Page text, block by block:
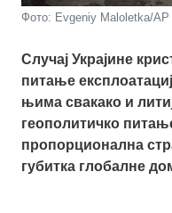
Фото: Evgeniy Maloletka/AP
Случај Украјине
питање
њима свакако и
геополитичко
пропорционална
губитка глобалне